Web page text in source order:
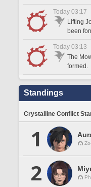
Today 03:17
Lifting
been
Today 03:13
The
formed.
Standings
Crystalline Conflict
1
2